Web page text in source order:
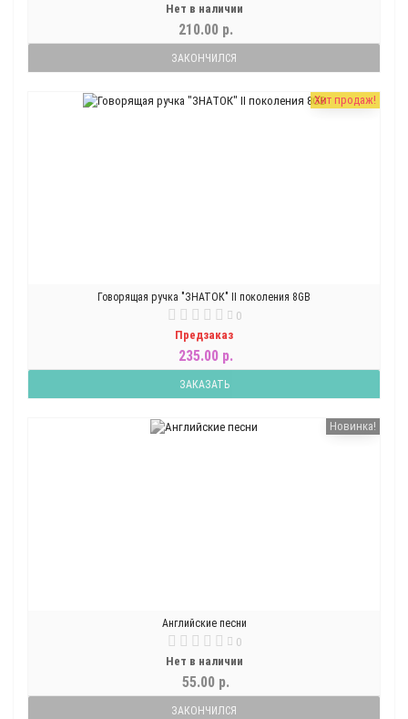
Нет в наличии
210.00 р.
ЗАКОНЧИЛСЯ
Хит продаж!
Говорящая ручка "ЗНАТОК" II поколения 8GB
0
Предзаказ
235.00 р.
ЗАКАЗАТЬ
Новинка!
Английские песни
0
Нет в наличии
55.00 р.
ЗАКОНЧИЛСЯ